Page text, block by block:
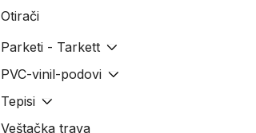
Otirači
Parketi - Tarkett
PVC-vinil-podovi
Tepisi
Veštačka trava